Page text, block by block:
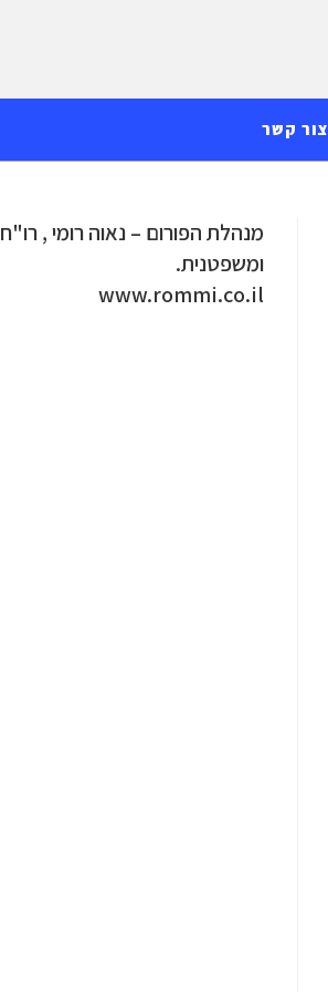
צור קשר
מנהלת הפורום – נאוה רומי , רו"ח
ומשפטנית.
www.rommi.co.il